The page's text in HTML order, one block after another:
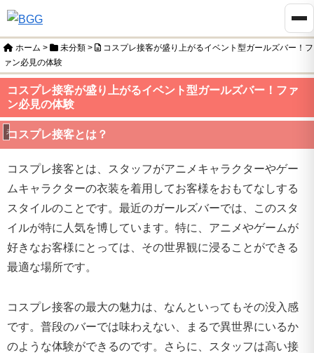
ホーム > 未分類 >
コスプレ接客が盛り上がるイベント型ガールズバー！フ
ァン必見の体験
コスプレ接客が盛り上がるイベント型ガールズバー！ファ
ン必見の体験
未分類
コスプレ接客とは？
コスプレ接客とは、スタッフがアニメキャラクターやゲー
ムキャラクターの衣装を着用してお客様をおもてなしする
スタイルのことです。最近のガールズバーでは、このスタ
イルが特に人気を博しています。特に、アニメやゲームが
好きなお客様にとっては、その世界観に浸ることができる
最適な場所です。
コスプレ接客の最大の魅力は、なんといってもその没入感
です。普段のバーでは味わえない、まるで異世界にいるか
のような体験ができるのです。さらに、スタッフは高い接